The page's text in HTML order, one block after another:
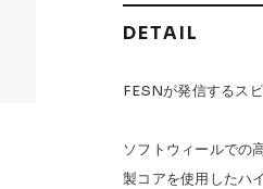
DETAIL
FESNが発信するス
ソフトウィールでの
製コアを使用したハ